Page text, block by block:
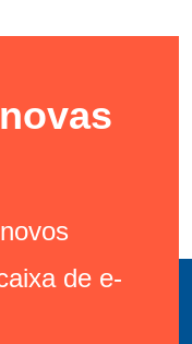
de e-